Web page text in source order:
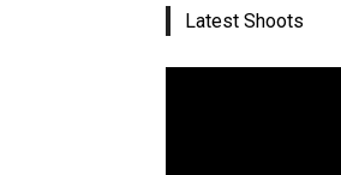
Latest Shoots